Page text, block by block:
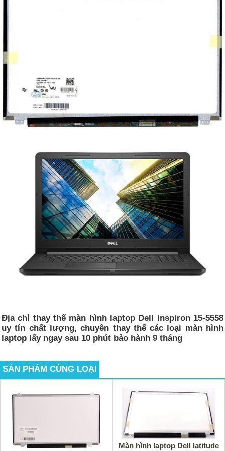
Địa chỉ thay thế màn hình laptop Dell inspiron 15-5558
uy tín chất lượng, chuyên thay thế các loại màn hình
laptop lấy ngay sau 10 phút bảo hành 9 tháng
SẢN PHẨM CÙNG LOẠI
Màn hình laptop Dell latitude